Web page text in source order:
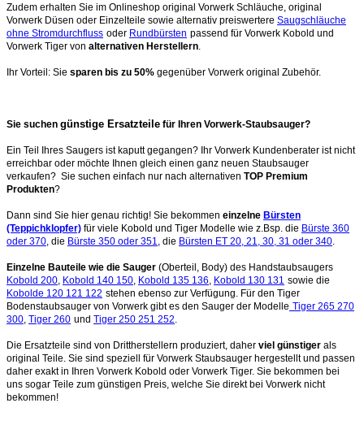
Zudem erhalten Sie im Onlineshop original Vorwerk Schläuche, original
Vorwerk Düsen oder Einzelteile sowie alternativ preiswertere Saugschläuche
ohne Stromdurchfluss oder Rundbürsten passend für Vorwerk Kobold und
Vorwerk Tiger von alternativen Herstellern
Ihr Vorteil: Sie sparen bis zu 50% gegenüber Vorwerk original Zubehör.
Sie suchen günstige Ersatzteile für Ihren Vorwerk-Staubsauger?
Ein Teil Ihres Saugers ist kaputt gegangen? Ihr Vorwerk Kundenberater ist nicht
erreichbar oder möchte Ihnen gleich einen ganz neuen Staubsauger
verkaufen? Sie suchen einfach nur nach alternativen TOP Premium
Produkten?
Dann sind Sie hier genau richtig! Sie bekommen einzelne Bürsten
(Teppichklopfer) für viele Kobold und Tiger Modelle wie z.Bsp. die Bürste 360
oder 370 , die Bürste 350 oder 351 , die Bürsten ET 20, 21, 30, 31 oder 340
Einzelne Bauteile wie die Sauger (Oberteil, Body) des Handstaubsaugers
Kobold 200 Kobold 140 150 Kobold 135 136 Kobold 130 131 sowie die
Kobolde 120 121 122 stehen ebenso zur Verfügung. Für den Tiger
Bodenstaubsauger von Vorwerk gibt es den Sauger der Modelle Tiger 265 270
300 Tiger 260 und Tiger 250 251 252
Die Ersatzteile sind von Drittherstellern produziert, daher viel günstiger als
original Teile. Sie sind speziell für Vorwerk Staubsauger hergestellt und passen
daher exakt in Ihren Vorwerk Kobold oder Vorwerk Tiger. Sie bekommen bei
uns sogar Teile zum günstigen Preis, welche Sie direkt bei Vorwerk nicht
bekommen!